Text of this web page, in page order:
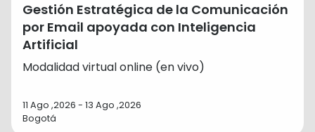
Gestión Estratégica de la Comunicación
por Email apoyada con Inteligencia
Artificial
Modalidad virtual online (en vivo)
11 Ago ,2026 - 13 Ago ,2026
Bogotá